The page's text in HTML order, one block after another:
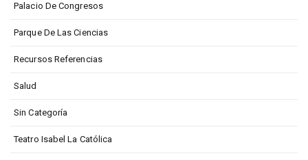
Palacio De Congresos
Parque De Las Ciencias
Recursos Referencias
Salud
Sin Categoría
Teatro Isabel La Católica